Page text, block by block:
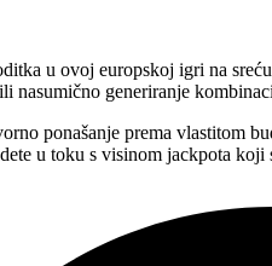
u ovoj europskoj igri na
nasumično generiranje
ponašanje prema vlastitom
u toku s visinom jackpota koji